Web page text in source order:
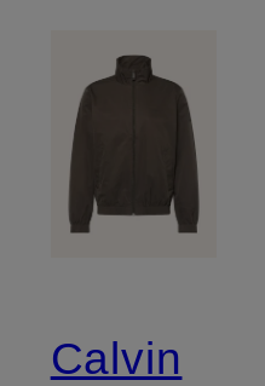
Calvin